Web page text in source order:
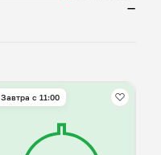
—
Завтра c 11:00